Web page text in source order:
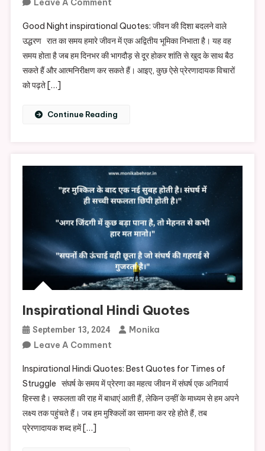
Leave A Comment
Night
Inspirational
Quotes
Good Night inspirational Quotes: जीवन की दिशा बदलने वाले
उद्धरण रात का समय हमारे जीवन में एक अद्वितीय भूमिका निभाता है। यह वह
समय होता है जब हम दिनभर की भागदौड़ से दूर होकर शांति से खुद के साथ बैठ
सकते हैं और आत्मनिरीक्षण कर सकते हैं। आइए, कुछ ऐसे प्रेरणादायक विचारों
को पढ़ते […]
Continue Reading
Inspirational Hindi Quotes
September 13, 2024
Monika
Leave A CommentOn
Hindi
Quotes
Inspirational Hindi Quotes: Best Quotes for Times of
Struggle संघर्ष के समय में प्रेरणा का महत्व जीवन में संघर्ष एक अनिवार्य
हिस्सा है। सफलता की राह में बाधाएं आती हैं, लेकिन उन्हीं के माध्यम से हम अपने
लक्ष्य तक पहुंचते हैं। जब हम मुश्किलों का सामना कर रहे होते हैं, तब
प्रेरणादायक शब्द हमें […]